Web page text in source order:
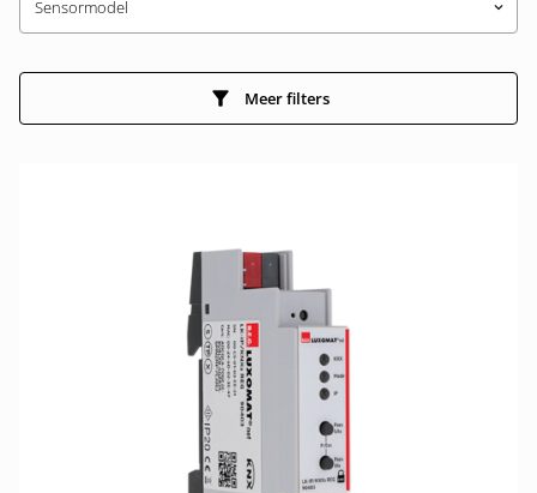
Sensormodel keyboard_arrow_down
Meer filters